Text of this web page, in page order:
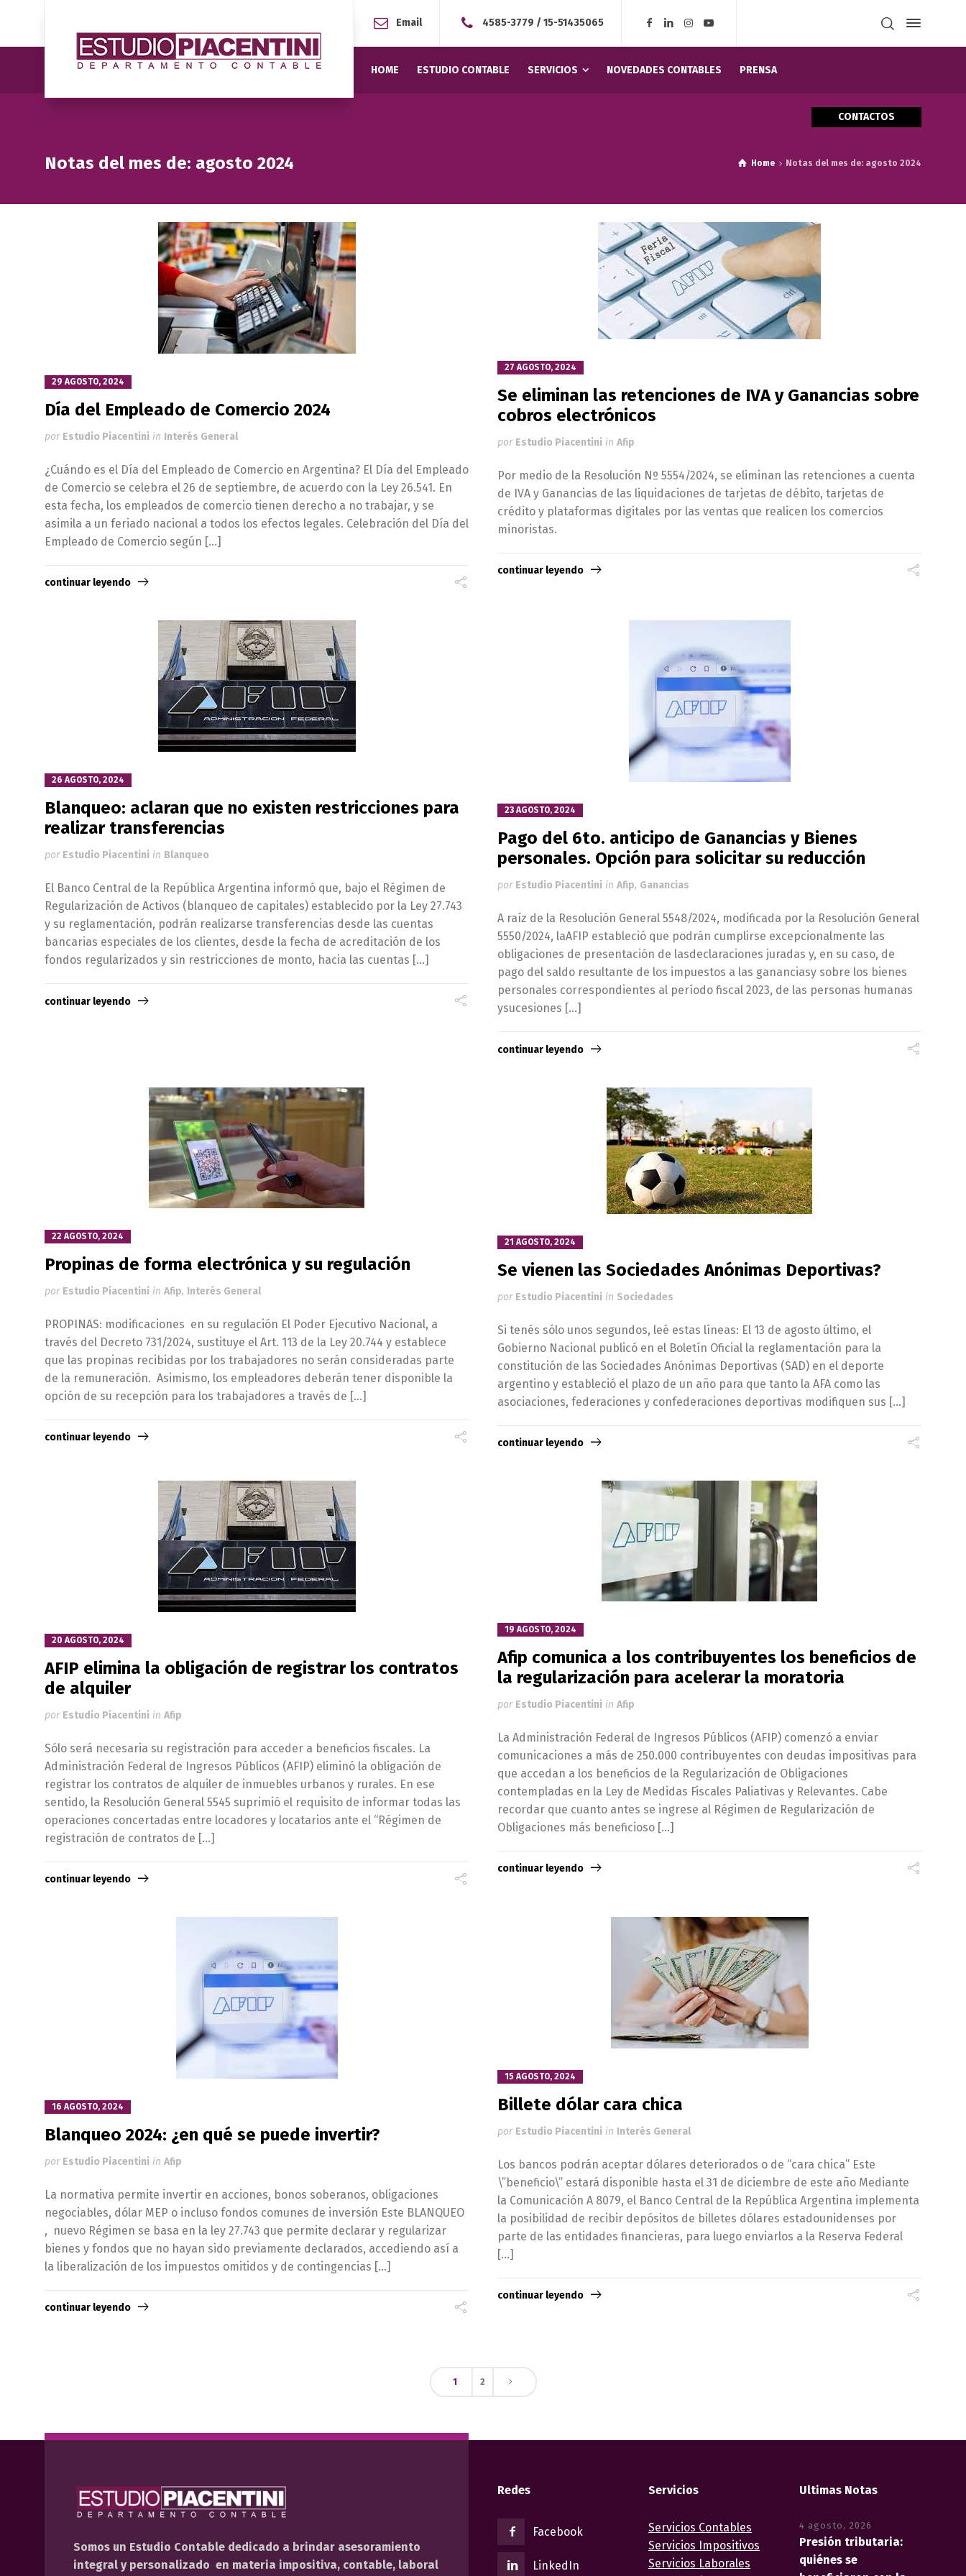
Email 4585-3779 /15-51435065
HOME ESTUDIO CONTABLE SERVICIOS NOVEDADES CONTABLES PRENSA
CONTACTOS
Notas del mes de: agosto 2024 Home Notas del mes de: agosto 2024
29 AGOSTO, 2024
Día del Empleado de Comercio 2024
por Estudio Piacentini in Interés General
¿Cuándo es el Día del Empleado de Comercio en Argentina? El Día del Empleado
de Comercio se celebra el 26 de septiembre, de acuerdo con la Ley 26.541. En
esta fecha, los empleados de comercio tienen derecho a no trabajar, y se
asimila a un feriado nacional a todos los efectos legales. Celebración del Día del
Empleado de Comercio según […]
continuar leyendo
27 AGOSTO, 2024
Se eliminan las retenciones de IVA y Ganancias sobre
cobros electrónicos
por Estudio Piacentini in Afip
Por medio de la Resolución Nº 5554/2024, se eliminan las retenciones a cuenta
de IVA y Ganancias de las liquidaciones de tarjetas de débito, tarjetas de
crédito y plataformas digitales por las ventas que realicen los comercios
minoristas.
continuar leyendo
26 AGOSTO, 2024
Blanqueo: aclaran que no existen restricciones para
realizar transferencias
por Estudio Piacentini in Blanqueo
El Banco Central de la República Argentina informó que, bajo el Régimen de
Regularización de Activos (blanqueo de capitales) establecido por la Ley 27.743
y su reglamentación, podrán realizarse transferencias desde las cuentas
bancarias especiales de los clientes, desde la fecha de acreditación de los
fondos regularizados y sin restricciones de monto, hacia las cuentas […]
continuar leyendo
23 AGOSTO, 2024
Pago del 6to. anticipo de Ganancias y Bienes
personales. Opción para solicitar su reducción
por Estudio Piacentini in Afip, Ganancias
A raíz de la Resolución General 5548/2024, modificada por la Resolución General
5550/2024, laAFIP estableció que podrán cumplirse excepcionalmente las
obligaciones de presentación de lasdeclaraciones juradas y, en su caso, de
pago del saldo resultante de los impuestos a las gananciasy sobre los bienes
personales correspondientes al período fiscal 2023, de las personas humanas
ysucesiones […]
continuar leyendo
22 AGOSTO, 2024
Propinas de forma electrónica y su regulación
por Estudio Piacentini in Afip, Interés General
PROPINAS: modificaciones en su regulación El Poder Ejecutivo Nacional, a
través del Decreto 731/2024, sustituye el Art. 113 de la Ley 20.744 y establece
que las propinas recibidas por los trabajadores no serán consideradas parte
de la remuneración. Asimismo, los empleadores deberán tener disponible la
opción de su recepción para los trabajadores a través de […]
continuar leyendo
21 AGOSTO, 2024
Se vienen las Sociedades Anónimas Deportivas?
por Estudio Piacentini in Sociedades
Si tenés sólo unos segundos, leé estas líneas: El 13 de agosto último, el
Gobierno Nacional publicó en el Boletín Oficial la reglamentación para la
constitución de las Sociedades Anónimas Deportivas (SAD) en el deporte
argentino y estableció el plazo de un año para que tanto la AFA como las
asociaciones, federaciones y confederaciones deportivas modifiquen sus […]
continuar leyendo
20 AGOSTO, 2024
AFIP elimina la obligación de registrar los contratos
de alquiler
por Estudio Piacentini in Afip
Sólo será necesaria su registración para acceder a beneficios fiscales. La
Administración Federal de Ingresos Públicos (AFIP) eliminó la obligación de
registrar los contratos de alquiler de inmuebles urbanos y rurales. En ese
sentido, la Resolución General 5545 suprimió el requisito de informar todas las
operaciones concertadas entre locadores y locatarios ante el “Régimen de
registración de contratos de […]
continuar leyendo
19 AGOSTO, 2024
Afip comunica a los contribuyentes los beneficios de
la regularización para acelerar la moratoria
por Estudio Piacentini in Afip
La Administración Federal de Ingresos Públicos (AFIP) comenzó a enviar
comunicaciones a más de 250.000 contribuyentes con deudas impositivas para
que accedan a los beneficios de la Regularización de Obligaciones
contempladas en la Ley de Medidas Fiscales Paliativas y Relevantes. Cabe
recordar que cuanto antes se ingrese al Régimen de Regularización de
Obligaciones más beneficioso […]
continuar leyendo
16 AGOSTO, 2024
Blanqueo 2024: ¿en qué se puede invertir?
por Estudio Piacentini in Afip
La normativa permite invertir en acciones, bonos soberanos, obligaciones
negociables, dólar MEP o incluso fondos comunes de inversión Este BLANQUEO
, nuevo Régimen se basa en la ley 27.743 que permite declarar y regularizar
bienes y fondos que no hayan sido previamente declarados, accediendo así a
la liberalización de los impuestos omitidos y de contingencias […]
continuar leyendo
15 AGOSTO, 2024
Billete dólar cara chica
por Estudio Piacentini in Interés General
Los bancos podrán aceptar dólares deteriorados o de “cara chica” Este
\”beneficio\” estará disponible hasta el 31 de diciembre de este año Mediante
la Comunicación A 8079, el Banco Central de la República Argentina implementa
la posibilidad de recibir depósitos de billetes dólares estadounidenses por
parte de las entidades financieras, para luego enviarlos a la Reserva Federal
[…]
continuar leyendo
1 2
Somos un Estudio Contable dedicado a brindar asesoramiento
integral y personalizado en materia impositiva, contable, laboral
Redes
Facebook
LinkedIn
Servicios
Servicios Contables
Servicios Impositivos
Servicios Laborales
Ultimas Notas
4 agosto, 2026
Presión tributaria:
quiénes se